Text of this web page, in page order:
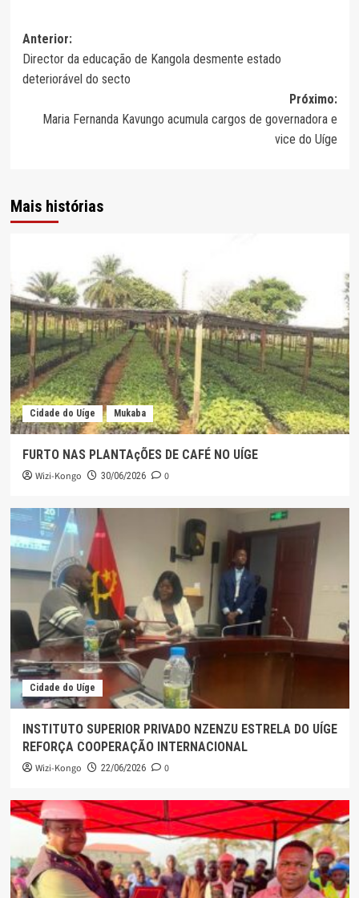
Navegação
de
Anterior:
Director da educação de Kangola desmente estado
deteriorável do secto
Próximo:
Maria Fernanda Kavungo acumula cargos de governadora e
vice do Uíge
Mais histórias
Cidade do Uíge Mukaba
FURTO NAS PLANTAçÕES DE CAFÉ NO UÍGE
Wizi-Kongo 30/06/2026 0
Cidade do Uíge
INSTITUTO SUPERIOR PRIVADO NZENZU ESTRELA DO UÍGE
REFORÇA COOPERAÇÃO INTERNACIONAL
Wizi-Kongo 22/06/2026 0